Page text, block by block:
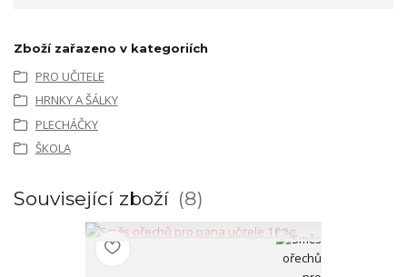
Zboží zařazeno v kategoriích
PRO UČITELE
HRNKY A ŠÁLKY
PLECHÁČKY
ŠKOLA
Související zboží 8